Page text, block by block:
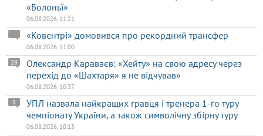
«Болоньї»
06.08.2026, 11:21
«Ковентрі» домовився про рекордний трансфер
06.08.2026, 11:00
Олександр Караваєв: «Хейту» на свою адресу через
перехід до «Шахтаря» я не відчував»
28
06.08.2026, 10:37
УПЛ назвала найкращих гравця і тренера 1-го туру
чемпіонату України, а також символічну збірну туру
1
06.08.2026, 10:13